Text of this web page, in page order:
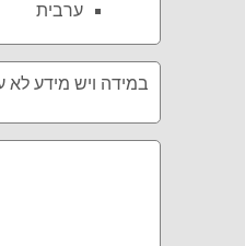
ערבית
במידה ויש מידע לא